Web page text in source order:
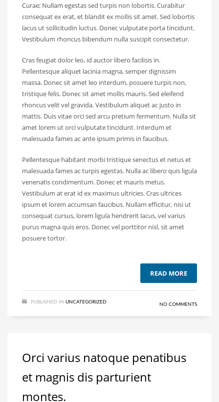
Curae; Nullam egestas sed turpis non lobortis. Curabitur
consequat ex erat, et blandit ex mollis sit amet. Sed lobortis
lacus ut sollicitudin luctus. Donec vulputate porta tincidunt.
Vestibulum rhoncus bibendum nulla suscipit consectetur.
Cras feugiat dolor leo, id auctor libero facilisis in.
Pellentesque aliquet lacinia magna, semper dignissim
massa. Donec sit amet leo interdum, posuere turpis non,
tristique felis. Donec sit amet mollis mauris. Sed eleifend
rhoncus velit vel gravida. Vestibulum aliquet ac justo in
mattis. Duis vitae orci sed arcu pretium fermentum. Nulla sit
amet lorem ut orci vulputate tincidunt. Interdum et
malesuada fames ac ante ipsum primis in faucibus.
Pellentesque habitant morbi tristique senectus et netus et
malesuada fames ac turpis egestas. Nulla ac libero quis ligula
venenatis condimentum. Donec et mauris metus.
Vestibulum at erat id ex maximus ultricies. Cras ultrices
ipsum et lorem accumsan faucibus. Nullam efficitur, nisi ut
consequat cursus, lorem ligula hendrerit lacus, vel varius
purus magna quis eros. Donec vel porttitor nisl, sit amet
posuere tortor.
READ MORE
PUBLISHED IN UNCATEGORIZED NO COMMENTS
Orci varius natoque penatibus
et magnis dis parturient
montes.